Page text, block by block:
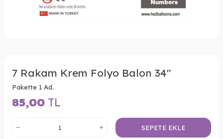
7 Rakam Krem Folyo Balon 34"
Pakette 1 Ad.
85,00 TL
SEPETE EKLE